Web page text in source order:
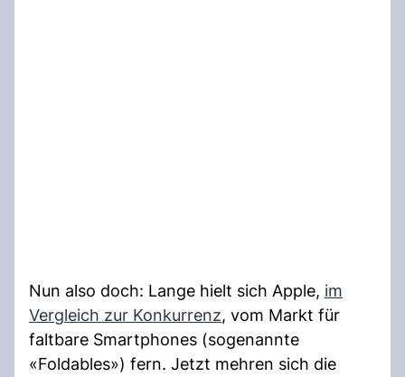
Nun also doch: Lange hielt sich Apple, im
Vergleich zur Konkurrenz, vom Markt für
faltbare Smartphones (sogenannte
«Foldables») fern. Jetzt mehren sich die